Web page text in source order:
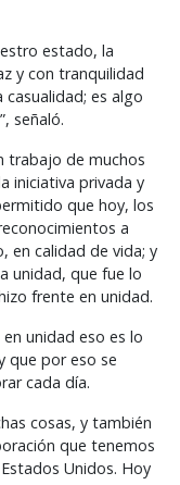
estado, la
y con tranquilidad
es algo
señaló.
trabajo de muchos
iniciativa privada y
que hoy, los
a
en calidad de vida; y
unidad, que fue lo
frente en unidad.
unidad eso es lo
que por eso se
cada día.
cosas, y también
que tenemos
Unidos. Hoy